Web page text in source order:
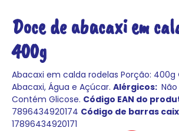
Doce de abacaxi em
400g
Abacaxi em calda rodelas Porção: 400g
Abacaxi, Água e Açúcar. Alérgicos:
Contém Glicose. Código EAN do
7896434920174 Código de barras
17896434920171